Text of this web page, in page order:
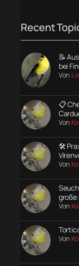
Recent
📝
bei
Von
📋
Von
🛠️
Von
große
Von
Von